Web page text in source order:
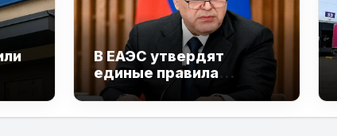
В ЕАЭС утвердят
единые правила
работы маркетплейсов
и электронной торговли